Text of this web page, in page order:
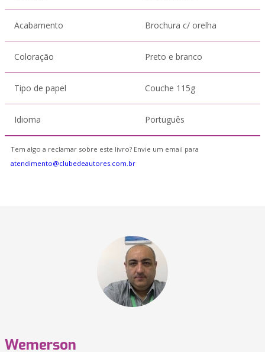
Acabamento Brochura c/ orelha
Coloração Preto e branco
Tipo de papel Couche 115g
Idioma Português
Tem algo a reclamar sobre este livro? Envie um email para
atendimento@clubedeautores.com.br
Wemerson